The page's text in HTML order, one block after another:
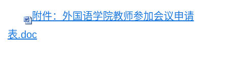
附件：外国语学院教师参加会议申请
表.doc